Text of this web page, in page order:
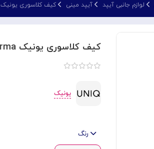
لوازم جانبی آیپد آیپد مینی کیف کلاسوری یونیک Transforma برای iPad Mini 6 2021
کیف کلاسوری یونیک Transforma برای iPad Mini 6 2021
یونیک
رنگ